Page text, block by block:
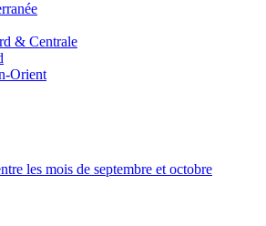
& Centrale
Orient
les mois de septembre et octobre